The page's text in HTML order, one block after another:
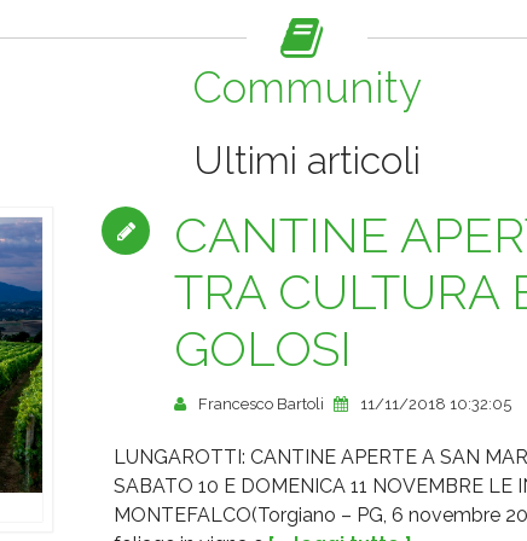
Community
Ultimi articoli
CANTINE
TRA CULTURA
GOLOSI
Francesco Bartoli 11/11/2018 10:32:05
LUNGAROTTI: CANTINE APERTE A SAN
SABATO 10 E DOMENICA 11 NOVEMBRE LE
MONTEFALCO(Torgiano – PG, 6 novembre